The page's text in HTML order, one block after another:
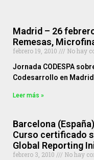
Madrid – 26
Remesas,
febrero 19, 2010
No hay
Jornada CODESPA
Codesarrollo en
Leer más »
Barcelona
Curso certificado
Global Reporting
febrero 3, 2010
No hay